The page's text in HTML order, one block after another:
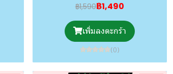
฿1,590฿1,490
เพิ่มลงตะกร้า
(0)